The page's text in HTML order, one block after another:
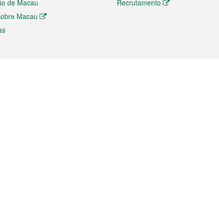
de Macau
Macau
Recrutamento